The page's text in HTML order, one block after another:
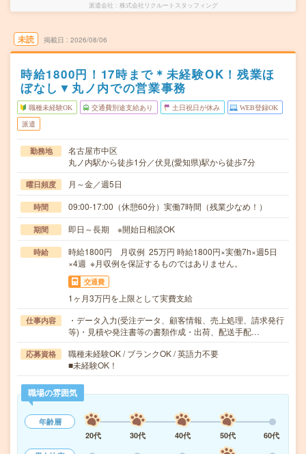
派遣会社 株式会社リクルートスタッフィング
未読 掲載日 2026/08/06
時給1800円！17時まで＊未経験OK！残業ほ
ぼなし▼丸ノ内での営業事務
職種未経験OK 交通費別途支給あり 土日祝日が休み WEB登録OK
派遣
勤務地
名古屋市中区
丸ノ内駅から徒歩1分／伏見(愛知県)駅から徒歩7分
曜日頻度 月～金／週5日
時間 09:00-17:00（休憩60分）実働7時間（残業少なめ！）
期間 即日～長期 ※開始日相談OK
時給
時給1800円 月収例 25万円 時給1800円×実働7h×週5日
×4週 ※月収例を保証するものではありません。
交通費
1ヶ月3万円を上限として実費支給
仕事内容
・データ入力(受注データ、顧客情報、売上処理、請求発行
等)・見積や発注書等の書類作成・出荷、配送手配…
応募資格
職種未経験OK / ブランクOK / 英語力不要
■未経験OK！
職場の雰囲気
年齢層
20代
30代 40代 50代
60代